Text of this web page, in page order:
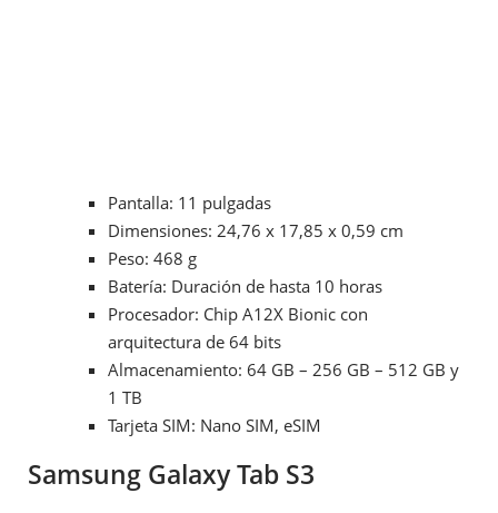
Pantalla: 11 pulgadas
Dimensiones: 24,76 x 17,85 x 0,59 cm
Peso: 468 g
Batería: Duración de hasta 10 horas
Procesador: Chip A12X Bionic con
arquitectura de 64 bits
Almacenamiento: 64 GB – 256 GB – 512 GB y
1 TB
Tarjeta SIM: Nano SIM, eSIM
Samsung Galaxy Tab S3